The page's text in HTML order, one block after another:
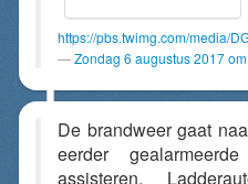
https://pbs.twimg.com/media/
Zondag 6 augustus 2017
De brandweer gaat
eerder
assisteren.